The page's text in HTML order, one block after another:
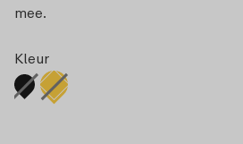
mee.
Kleur